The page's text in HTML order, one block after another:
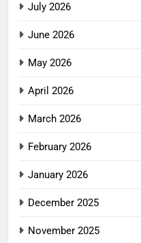
July 2026
June 2026
May 2026
April 2026
March 2026
February 2026
January 2026
December 2025
November 2025